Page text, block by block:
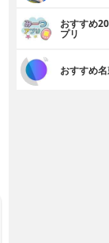
おすすめ
プリ
おすすめ